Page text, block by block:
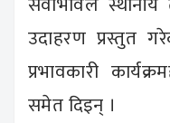
उदाहरण प्रस्तुत
प्रभावकारी
समेत दिइन् ।